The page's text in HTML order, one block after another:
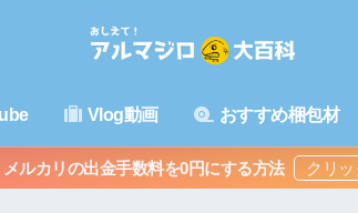
Vlog動画 おすすめ梱包材
メルカリの出金手数料を0円にする方法